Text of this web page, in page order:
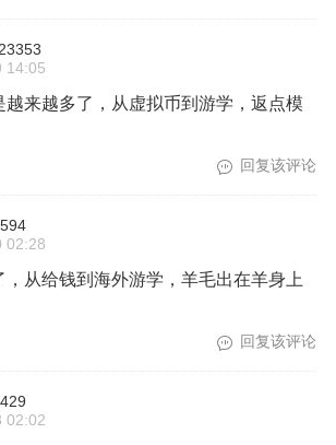
14:05
越来越多了，从虚拟币到游学，返点模
回复该评论
02:28
从给钱到海外游学，羊毛出在羊身上
回复该评论
02:02